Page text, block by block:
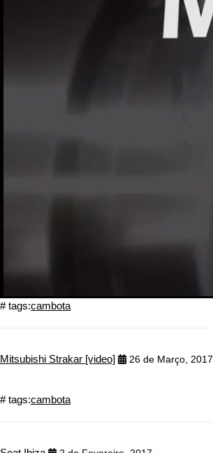
# tags:cambota
Mitsubishi Strakar [video] 26 de Março, 2017
# tags:cambota